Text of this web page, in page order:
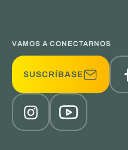
VAMOS A CONECTARNOS
SUSCRÍBASE